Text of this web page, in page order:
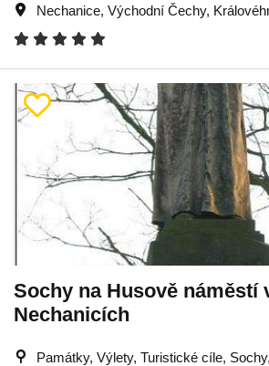
Nechanice, Východní Čechy,
Sochy na Husově náměstí
Nechanicích
Památky, Výlety, Turistické cíle,